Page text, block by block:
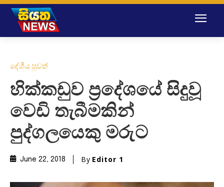
දේශීය පුවත්
හික්කඩුව ප්‍රදේශයේ සිදුවූ
වෙඩි තැබීමකින්
පුද්ගලයෙකු මරුට
June 22, 2018 By Editor 1